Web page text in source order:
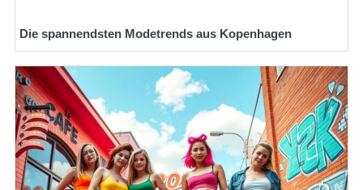
Die spannendsten Modetrends aus Kopenhagen